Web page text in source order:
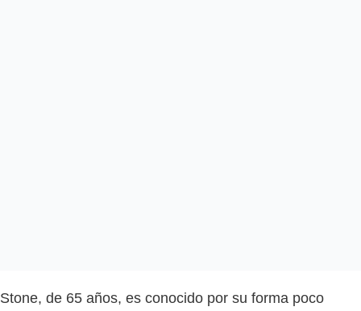
Stone, de 65 años, es conocido por su forma poco